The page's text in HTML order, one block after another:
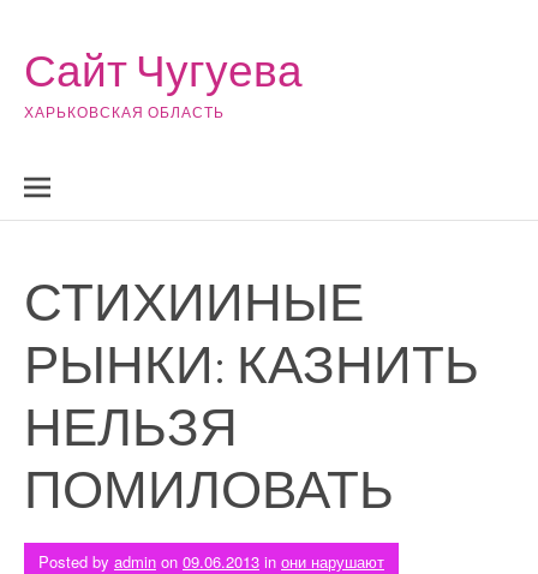
Сайт Чугуева
ХАРЬКОВСКАЯ ОБЛАСТЬ
СТИХИИНЫЕ
РЫНКИ: КАЗНИТЬ
НЕЛЬЗЯ
ПОМИЛОВАТЬ
Posted by admin on 09.06.2013 in они нарушают